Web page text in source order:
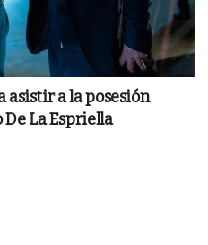
asistir a la posesión
La Espriella